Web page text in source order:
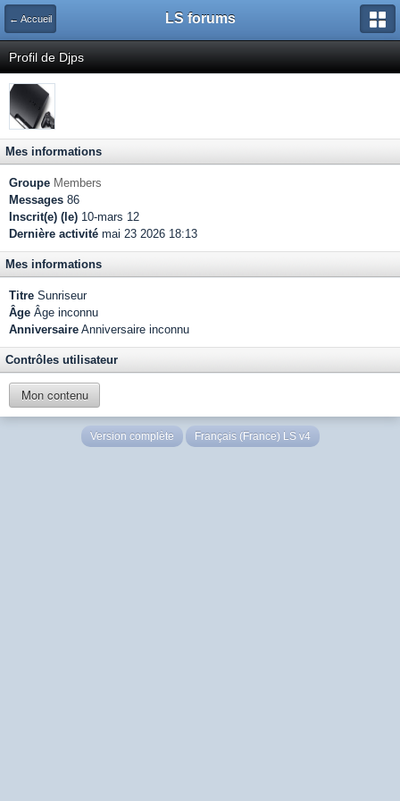
← Accueil LS forums
Profil de Djps
Mes informations
Groupe Members
Messages 86
Inscrit(e) (le) 10-mars 12
Dernière activité mai 23 2026 18:13
Mes informations
Titre Sunriseur
Âge Âge inconnu
Anniversaire Anniversaire inconnu
Contrôles utilisateur
Mon contenu
Version complète Français (France) LS v4